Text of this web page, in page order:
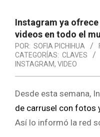
Instagram ya
videos en todo el
POR: SOFIA PICHIHUA
CATEGORÍAS: CLAVES
INSTAGRAM, VIDEO
Desde esta semana,
de carrusel con fotos
Así lo informó la red